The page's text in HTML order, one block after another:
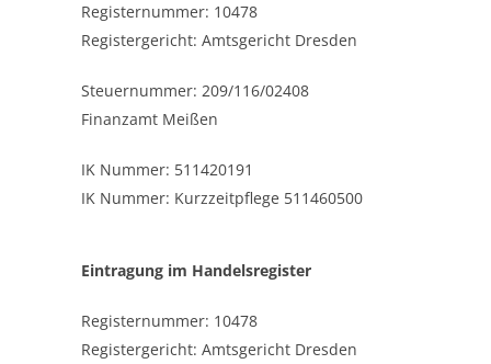
Registernummer: 10478
Registergericht: Amtsgericht Dresden
Steuernummer: 209/116/02408
Finanzamt Meißen
IK Nummer: 511420191
IK Nummer: Kurzzeitpflege 511460500
Eintragung im Handelsregister
Registernummer: 10478
Registergericht: Amtsgericht Dresden